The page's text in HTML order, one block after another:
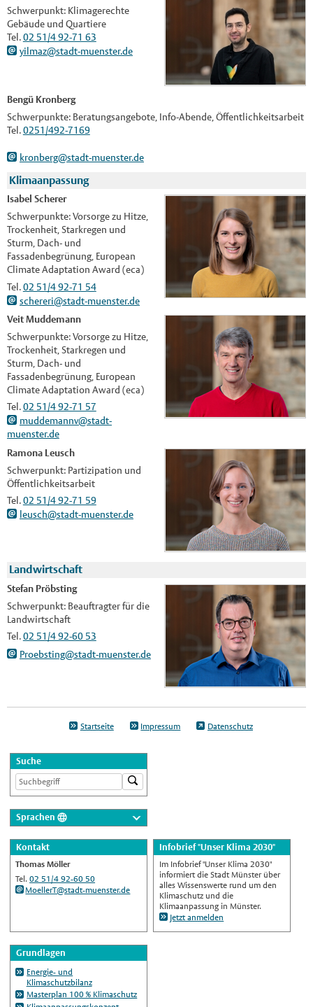
Schwerpunkt: Klimagerechte
Gebäude und Quartiere
Tel.02 51/4 92-71 63
yilmaz@stadt-muenster.de
Bengü Kronberg
Schwerpunkte: Beratungsangebote, Info-Abende, Öffentlichkeitsarbeit
Tel.0251/492-7169
kronberg@stadt-muenster.de
Klimaanpassung
Isabel Scherer
Schwerpunkte: Vorsorge zu Hitze,
Trockenheit, Starkregen und
Sturm, Dach- und
Fassadenbegrünung, European
Climate Adaptation Award (eca)
Tel.02 51/4 92-71 54
schereri@stadt-muenster.de
Veit Muddemann
Schwerpunkte: Vorsorge zu Hitze,
Trockenheit, Starkregen und
Sturm, Dach- und
Fassadenbegrünung, European
Climate Adaptation Award (eca)
Tel.02 51/4 92-71 57
muddemannv@stadt-
muenster.de
Ramona Leusch
Schwerpunkt: Partizipation und
Öffentlichkeitsarbeit
Tel.02 51/4 92-71 59
leusch@stadt-muenster.de
Landwirtschaft
Stefan Pröbsting
Schwerpunkt: Beauftragter für die
Landwirtschaft
Tel.02 51/4 92-60 53
Proebsting@stadt-muenster.de
Startseite Impressum Datenschutz
Suche
Sprachen
Nederlands
English
Українська
Français
Español
Polski
Kontakt
Thomas Möller
Tel.02 51/4 92-60 50
MoellerT@stadt-muenster.de
Infobrief "Unser Klima 2030"
Im Infobrief "Unser Klima 2030"
informiert die Stadt Münster über
alles Wissenswerte rund um den
Klimaschutz und die
Klimaanpassung in Münster.
Jetzt anmelden
Grundlagen
Energie- und
Klimaschutzbilanz
Masterplan 100 % Klimaschutz